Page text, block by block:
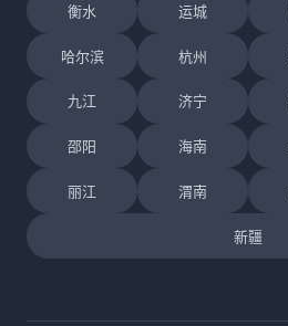
衡水 运城
哈尔滨 杭州
九江 济宁
邵阳 海南
丽江 渭南
新疆